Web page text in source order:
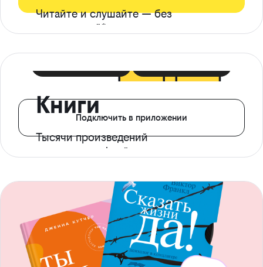
Читайте и слушайте — без
ограничений*
Книги
Тысячи произведений
с доступом офлайн
Подключить в приложении